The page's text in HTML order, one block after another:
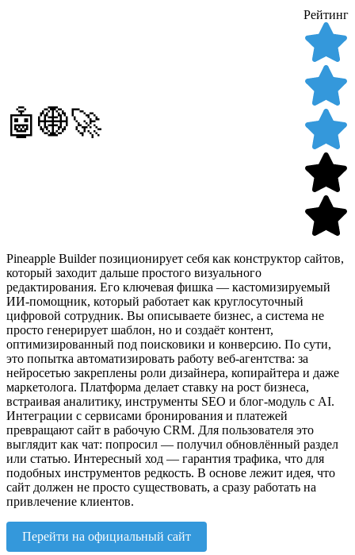
🤖🌐🚀
Рейтинг
Pineapple Builder позиционирует себя как конструктор сайтов,
который заходит дальше простого визуального
редактирования. Его ключевая фишка — кастомизируемый
ИИ-помощник, который работает как круглосуточный
цифровой сотрудник. Вы описываете бизнес, а система не
просто генерирует шаблон, но и создаёт контент,
оптимизированный под поисковики и конверсию. По сути,
это попытка автоматизировать работу веб-агентства: за
нейросетью закреплены роли дизайнера, копирайтера и даже
маркетолога. Платформа делает ставку на рост бизнеса,
встраивая аналитику, инструменты SEO и блог-модуль с AI.
Интеграции с сервисами бронирования и платежей
превращают сайт в рабочую CRM. Для пользователя это
выглядит как чат: попросил — получил обновлённый раздел
или статью. Интересный ход — гарантия трафика, что для
подобных инструментов редкость. В основе лежит идея, что
сайт должен не просто существовать, а сразу работать на
привлечение клиентов.
Перейти на официальный сайт